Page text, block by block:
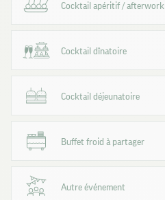
Cocktail apéritif / afterwork
Cocktail dînatoire
Cocktail déjeunatoire
Buffet froid à partager
Autre événement